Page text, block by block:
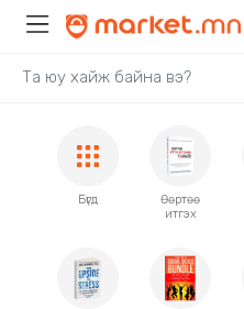
Бүгд
Өөртөө
итгэх